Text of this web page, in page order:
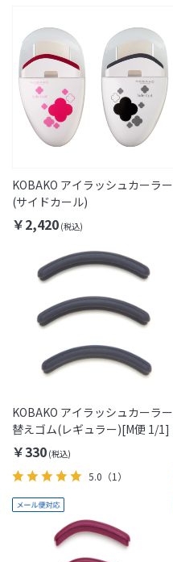
KOBAKO アイラッシュカーラー
(サイドカール)
￥2,420
KOBAKO アイラッシュカーラー
替えゴム(レギュラー)[M便 1/1]
￥330
5.0 （1）